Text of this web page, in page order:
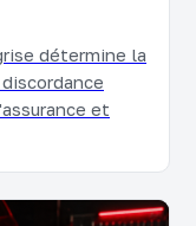
détermine la
et